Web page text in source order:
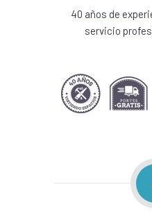
40 años de
servicio